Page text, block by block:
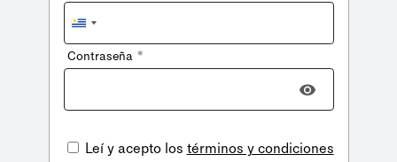
Uruguay
+598
Contraseña *
Leí y acepto los términos y condiciones